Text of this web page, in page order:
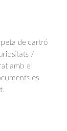
de cartró
/
amb el
es